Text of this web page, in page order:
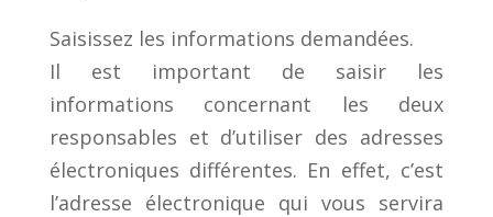
Saisissez les informations demandées.
Il est important de saisir les
informations concernant les deux
responsables et d’utiliser des adresses
électroniques différentes. En effet, c’est
l’adresse électronique qui vous servira